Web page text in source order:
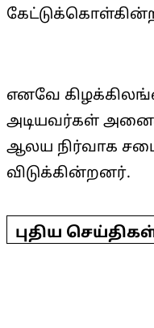
எனவே
அடியவர்கள்
ஆலய நிர்வாக
விடுக்கின்றனர்.
05-
02புதிய